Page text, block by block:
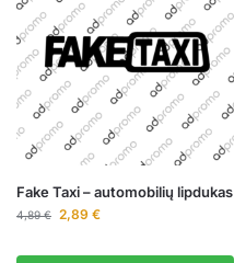
Fake Taxi – automobilių lipdukas
4,89€ 2,89 €